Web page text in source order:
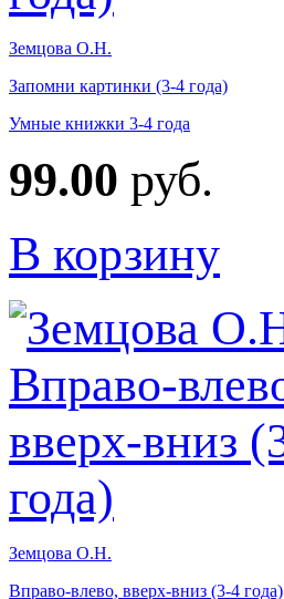
Земцова О.Н.
Запомни картинки (3-4 года)
Умные книжки 3-4 года
99.00 руб.
В корзину
Земцова О.Н.
Вправо-влево, вверх-вниз (3-4 года)